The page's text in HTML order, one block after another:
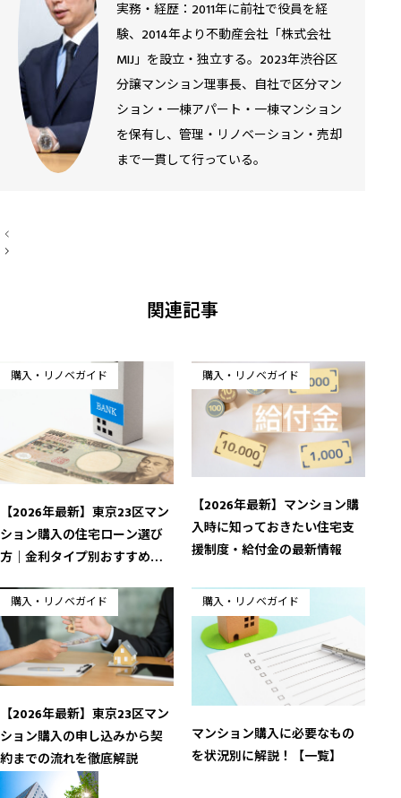
実務・経歴：2011年に前社で役員を経
験、2014年より不動産会社「株式会社
MIJ」を設立・独立する。2023年渋谷区
分譲マンション理事長、自社で区分マン
ション・一棟アパート・一棟マンション
を保有し、管理・リノベーション・売却
まで一貫して行っている。
投
稿
関連記事
購入・リノベガイド
【2026年最新】東京23区マン
ション購入の住宅ローン選び
方｜金利タイプ別おすすめ銀
購入・リノベガイド
【2026年最新】マンション購
入時に知っておきたい住宅支
援制度・給付金の最新情報
購入・リノベガイド
【2026年最新】東京23区マン
ション購入の申し込みから契
約までの流れを徹底解説
購入・リノベガイド
マンション購入に必要なもの
を状況別に解説！【一覧】